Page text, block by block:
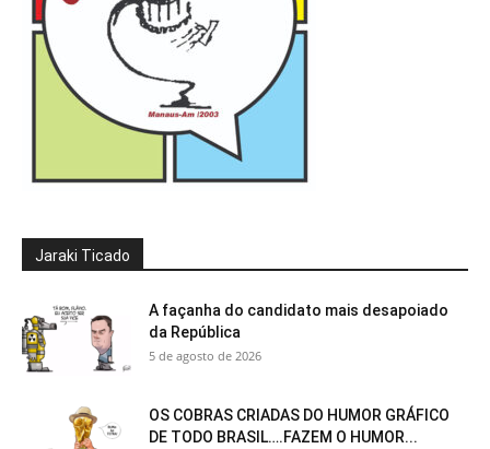
Jaraki Ticado
A façanha do candidato mais desapoiado
da República
5 de agosto de 2026
OS COBRAS CRIADAS DO HUMOR GRÁFICO
DE TODO BRASIL….FAZEM O HUMOR...